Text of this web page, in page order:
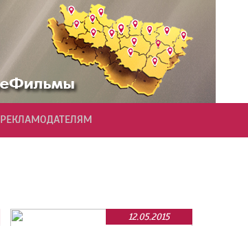
РЕКЛАМОДАТЕЛЯМ
12.05.2015